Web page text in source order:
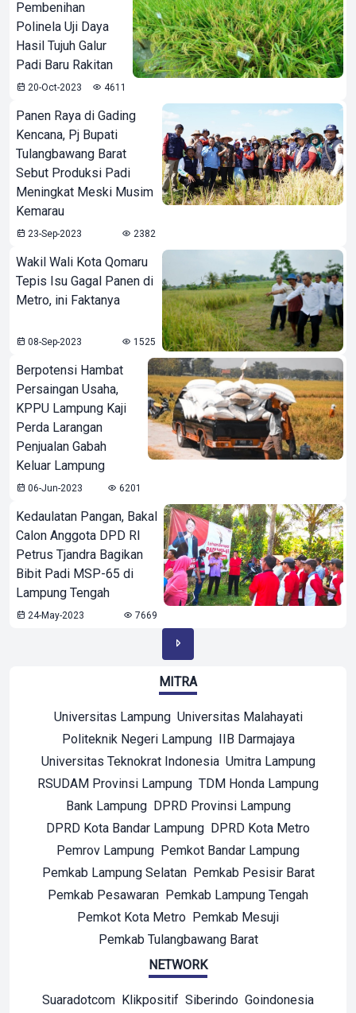
Pembenihan
Polinela Uji Daya
Hasil Tujuh Galur
Padi Baru Rakitan
20-Oct-2023 4611
Panen Raya di Gading
Kencana, Pj Bupati
Tulangbawang Barat
Sebut Produksi Padi
Meningkat Meski Musim
Kemarau
23-Sep-2023 2382
Wakil Wali Kota Qomaru
Tepis Isu Gagal Panen di
Metro, ini Faktanya
08-Sep-2023 1525
Berpotensi Hambat
Persaingan Usaha,
KPPU Lampung Kaji
Perda Larangan
Penjualan Gabah
Keluar Lampung
06-Jun-2023 6201
Kedaulatan Pangan, Bakal
Calon Anggota DPD RI
Petrus Tjandra Bagikan
Bibit Padi MSP-65 di
Lampung Tengah
24-May-2023 7669
MITRA
Universitas Lampung Universitas Malahayati
Politeknik Negeri Lampung IIB Darmajaya
Universitas Teknokrat Indonesia Umitra Lampung
RSUDAM Provinsi Lampung TDM Honda Lampung
Bank Lampung DPRD Provinsi Lampung
DPRD Kota Bandar Lampung DPRD Kota Metro
Pemrov Lampung Pemkot Bandar Lampung
Pemkab Lampung Selatan Pemkab Pesisir Barat
Pemkab Pesawaran Pemkab Lampung Tengah
Pemkot Kota Metro Pemkab Mesuji
Pemkab Tulangbawang Barat
NETWORK
Suaradotcom Klikpositif Siberindo Goindonesia